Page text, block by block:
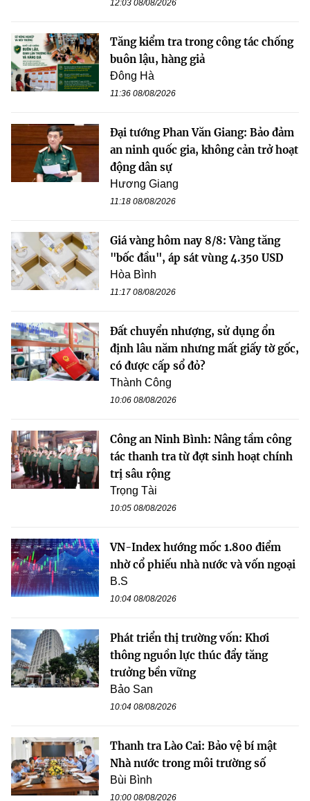
12:03 08/08/2026
Tăng kiểm tra trong công tác chống
buôn lậu, hàng giả
Đông Hà
11:36 08/08/2026
Đại tướng Phan Văn Giang: Bảo đảm
an ninh quốc gia, không cản trở hoạt
động dân sự
Hương Giang
11:18 08/08/2026
Giá vàng hôm nay 8/8: Vàng tăng
"bốc đầu", áp sát vùng 4.350 USD
Hòa Bình
11:17 08/08/2026
Đất chuyển nhượng, sử dụng ổn
định lâu năm nhưng mất giấy tờ gốc,
có được cấp sổ đỏ?
Thành Công
10:06 08/08/2026
Công an Ninh Bình: Nâng tầm công
tác thanh tra từ đợt sinh hoạt chính
trị sâu rộng
Trọng Tài
10:05 08/08/2026
VN-Index hướng mốc 1.800 điểm
nhờ cổ phiếu nhà nước và vốn ngoại
B.S
10:04 08/08/2026
Phát triển thị trường vốn: Khơi
thông nguồn lực thúc đẩy tăng
trưởng bền vững
Bảo San
10:04 08/08/2026
Thanh tra Lào Cai: Bảo vệ bí mật
Nhà nước trong môi trường số
Bùi Bình
10:00 08/08/2026